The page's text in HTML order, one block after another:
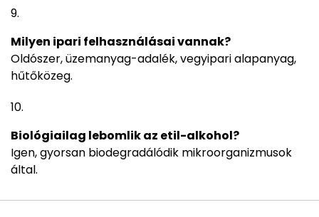
Milyen ipari felhasználásai vannak?
Oldószer, üzemanyag-adalék, vegyipari alapanyag,
hűtőközeg.
Biológiailag lebomlik az etil-alkohol?
Igen, gyorsan biodegradálódik mikroorganizmusok
által.